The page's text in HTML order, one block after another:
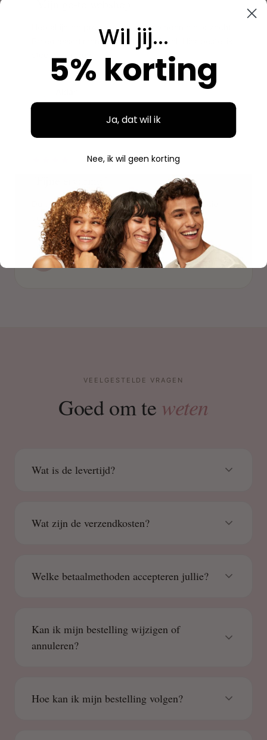
Heb altijd de producten kunnen vinden die ik zocht.
Breed assortiment en alles is origineel. Hier bestel ik
Geverifieerde aankoop
Duidelijke website, makkelijk bestellen en mooie
verpakking. Volgende keer weer.
S Savannah
Geverifieerde aankoop
VEELGESTELDE VRAGEN
Goed om te weten
Wat is de levertijd?
Wat zijn de verzendkosten?
Welke betaalmethoden accepteren jullie?
Kan ik mijn bestelling wijzigen of
annuleren?
Hoe kan ik mijn bestelling volgen?
Wil jij...
5% korting
Ja, dat wil ik
Nee, ik wil geen korting